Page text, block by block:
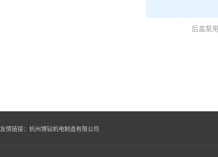
后盖泵
友情链接： 杭州博钻机电制造有限公司